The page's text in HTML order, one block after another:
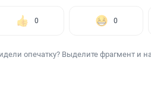
0 0
опечатку? Выделите фрагмент и